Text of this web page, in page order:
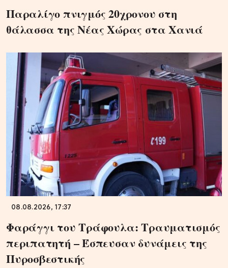
Παραλίγο πνιγμός 20χρονου στη
θάλασσα της Νέας Χώρας στα Χανιά
08.08.2026, 17:37
Φαράγγι του Τράφουλα: Τραυματισμός
περιπατητή – Έσπευσαν δυνάμεις της
Πυροσβεστικής